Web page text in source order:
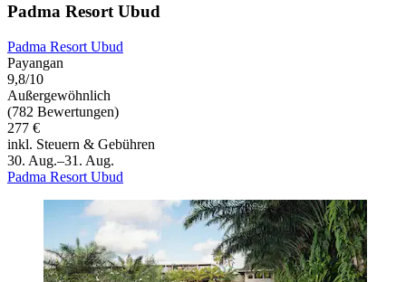
Padma Resort Ubud
Padma Resort Ubud
Payangan
9,8/10
Außergewöhnlich
(782 Bewertungen)
277 €
inkl. Steuern & Gebühren
30. Aug.–31. Aug.
Padma Resort Ubud